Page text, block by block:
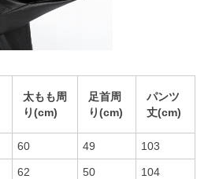
太もも周
り(cm)
足首周
り(cm)
パンツ
丈(cm)
60 49 103
62 50 104